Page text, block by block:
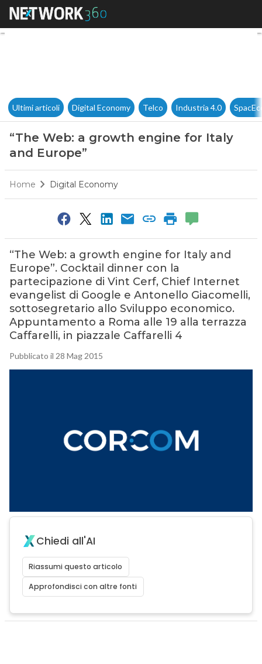
“The Web: a growth engine
Ultimi articoli Digital Economy Telco Industria 4.0
“The Web: a growth engine for Italy
and Europe”
Home Digital Economy
“The Web: a growth engine for Italy and
Europe”. Cocktail dinner con la
partecipazione di Vint Cerf, Chief Internet
evangelist di Google e Antonello Giacomelli,
sottosegretario allo Sviluppo economico.
Appuntamento a Roma alle 19 alla terrazza
Caffarelli, in piazzale Caffarelli 4
Pubblicato il 28 Mag 2015
Chiedi all'AI
Riassumi questo articolo
Approfondisci con altre fonti